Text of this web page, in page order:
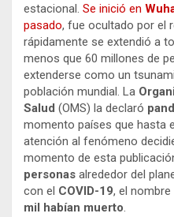
estacional. Se inició en
pasado, fue ocultado por el
rápidamente se extendió a
menos que 60 millones de
extenderse como un
población mundial. La
Salud (OMS) la declaró
momento países que hasta
atención al fenómeno
momento de esta
personas alrededor del
con el COVID-19, el nombre
mil habían muerto.